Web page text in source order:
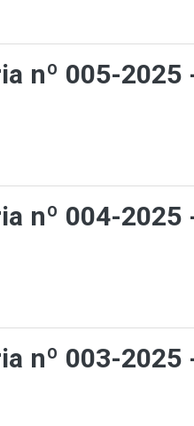
nº 005-2025
nº 004-2025
nº 003-2025